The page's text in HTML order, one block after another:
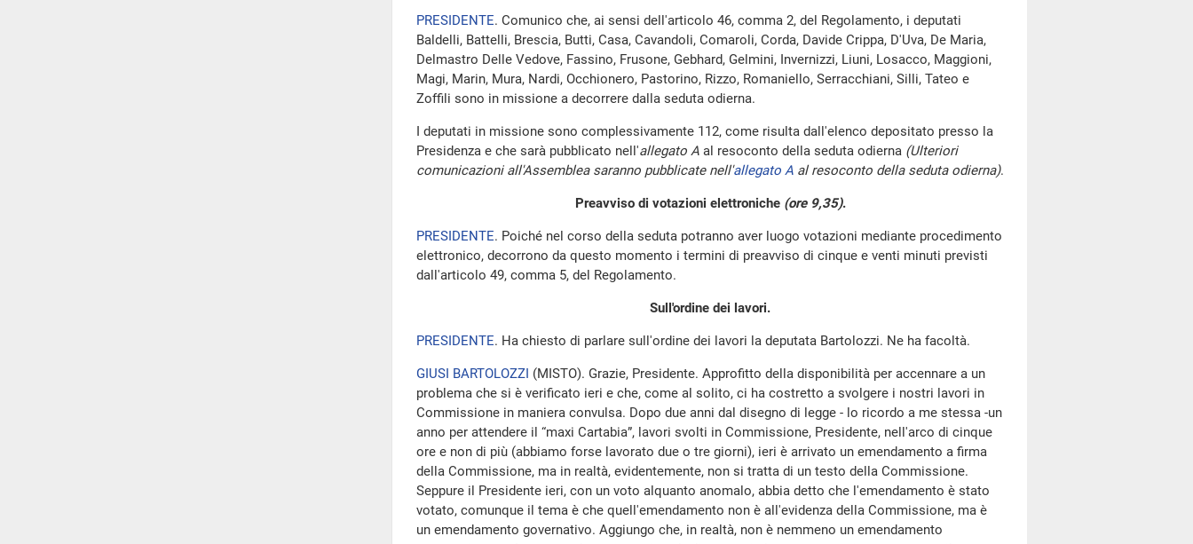
PRESIDENTE. Comunico che, ai sensi dell'articolo 46, comma 2, del Regolamento, i deputati
Baldelli, Battelli, Brescia, Butti, Casa, Cavandoli, Comaroli, Corda, Davide Crippa, D'Uva, De Maria,
Delmastro Delle Vedove, Fassino, Frusone, Gebhard, Gelmini, Invernizzi, Liuni, Losacco, Maggioni,
Magi, Marin, Mura, Nardi, Occhionero, Pastorino, Rizzo, Romaniello, Serracchiani, Silli, Tateo e
Zoffili sono in missione a decorrere dalla seduta odierna.
I deputati in missione sono complessivamente 112, come risulta dall'elenco depositato presso la
Presidenza e che sarà pubblicato nell'allegato A al resoconto della seduta odierna (Ulteriori
comunicazioni all'Assemblea saranno pubblicate nell'allegato A al resoconto della seduta odierna).
Preavviso di votazioni elettroniche (ore 9,35).
PRESIDENTE. Poiché nel corso della seduta potranno aver luogo votazioni mediante procedimento
elettronico, decorrono da questo momento i termini di preavviso di cinque e venti minuti previsti
dall'articolo 49, comma 5, del Regolamento.
Sull'ordine dei lavori.
PRESIDENTE. Ha chiesto di parlare sull'ordine dei lavori la deputata Bartolozzi. Ne ha facoltà.
GIUSI BARTOLOZZI (MISTO). Grazie, Presidente. Approfitto della disponibilità per accennare a un
problema che si è verificato ieri e che, come al solito, ci ha costretto a svolgere i nostri lavori in
Commissione in maniera convulsa. Dopo due anni dal disegno di legge - lo ricordo a me stessa -un
anno per attendere il “maxi Cartabia”, lavori svolti in Commissione, Presidente, nell'arco di cinque
ore e non di più (abbiamo forse lavorato due o tre giorni), ieri è arrivato un emendamento a firma
della Commissione, ma in realtà, evidentemente, non si tratta di un testo della Commissione.
Seppure il Presidente ieri, con un voto alquanto anomalo, abbia detto che l'emendamento è stato
votato, comunque il tema è che quell'emendamento non è all'evidenza della Commissione, ma è
un emendamento governativo. Aggiungo che, in realtà, non è nemmeno un emendamento